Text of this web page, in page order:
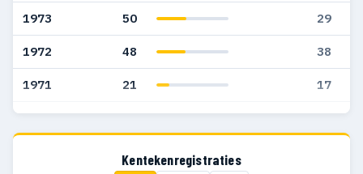
1973 50 29
1972 48 38
1971 21 17
1970 14 14
Kentekenregistraties